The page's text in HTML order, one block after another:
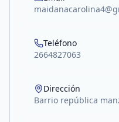
Teléfono
2664827063
Dirección
Barrio república